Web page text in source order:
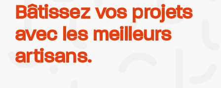
Bâtissez vos projets
avec les meilleurs
artisans.